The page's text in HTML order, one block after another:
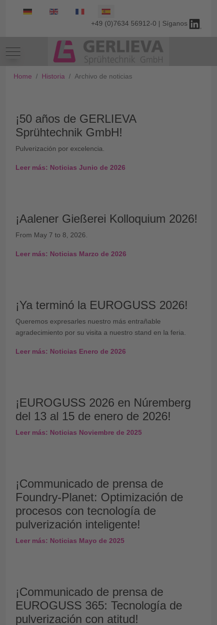
Seleccione su idioma
+49 (0)7634 56912-0 | Síganos
Mobile Menu Toggle
Home Historia Archivo de noticias
¡50 años de GERLIEVA
Sprühtechnik GmbH!
Pulverización por excelencia.
Leer más: Noticias Junio de 2026
¡Aalener Gießerei Kolloquium 2026!
From May 7 to 8, 2026.
Leer más: Noticias Marzo de 2026
¡Ya terminó la EUROGUSS 2026!
Queremos expresarles nuestro más entrañable
agradecimiento por su visita a nuestro stand en la feria.
Leer más: Noticias Enero de 2026
¡EUROGUSS 2026 en Núremberg
del 13 al 15 de enero de 2026!
Leer más: Noticias Noviembre de 2025
¡Communicado de prensa de
Foundry-Planet: Optimización de
procesos con tecnología de
pulverización inteligente!
Leer más: Noticias Mayo de 2025
¡Communicado de prensa de
EUROGUSS 365: Tecnología de
pulverización con atitud!